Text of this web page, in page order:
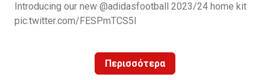
Introducing our new @adidasfootball
2023/24 home kit
pic.twitter.com/FESPmTCS5I
Περισσότερα